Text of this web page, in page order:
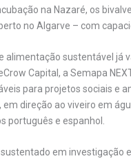
na Nazaré, os
no Algarve – com
alimentação sustentável já
Capital, a Semapa
para projetos sociais e
em direção ao viveiro em
português e espanhol.
em investigação